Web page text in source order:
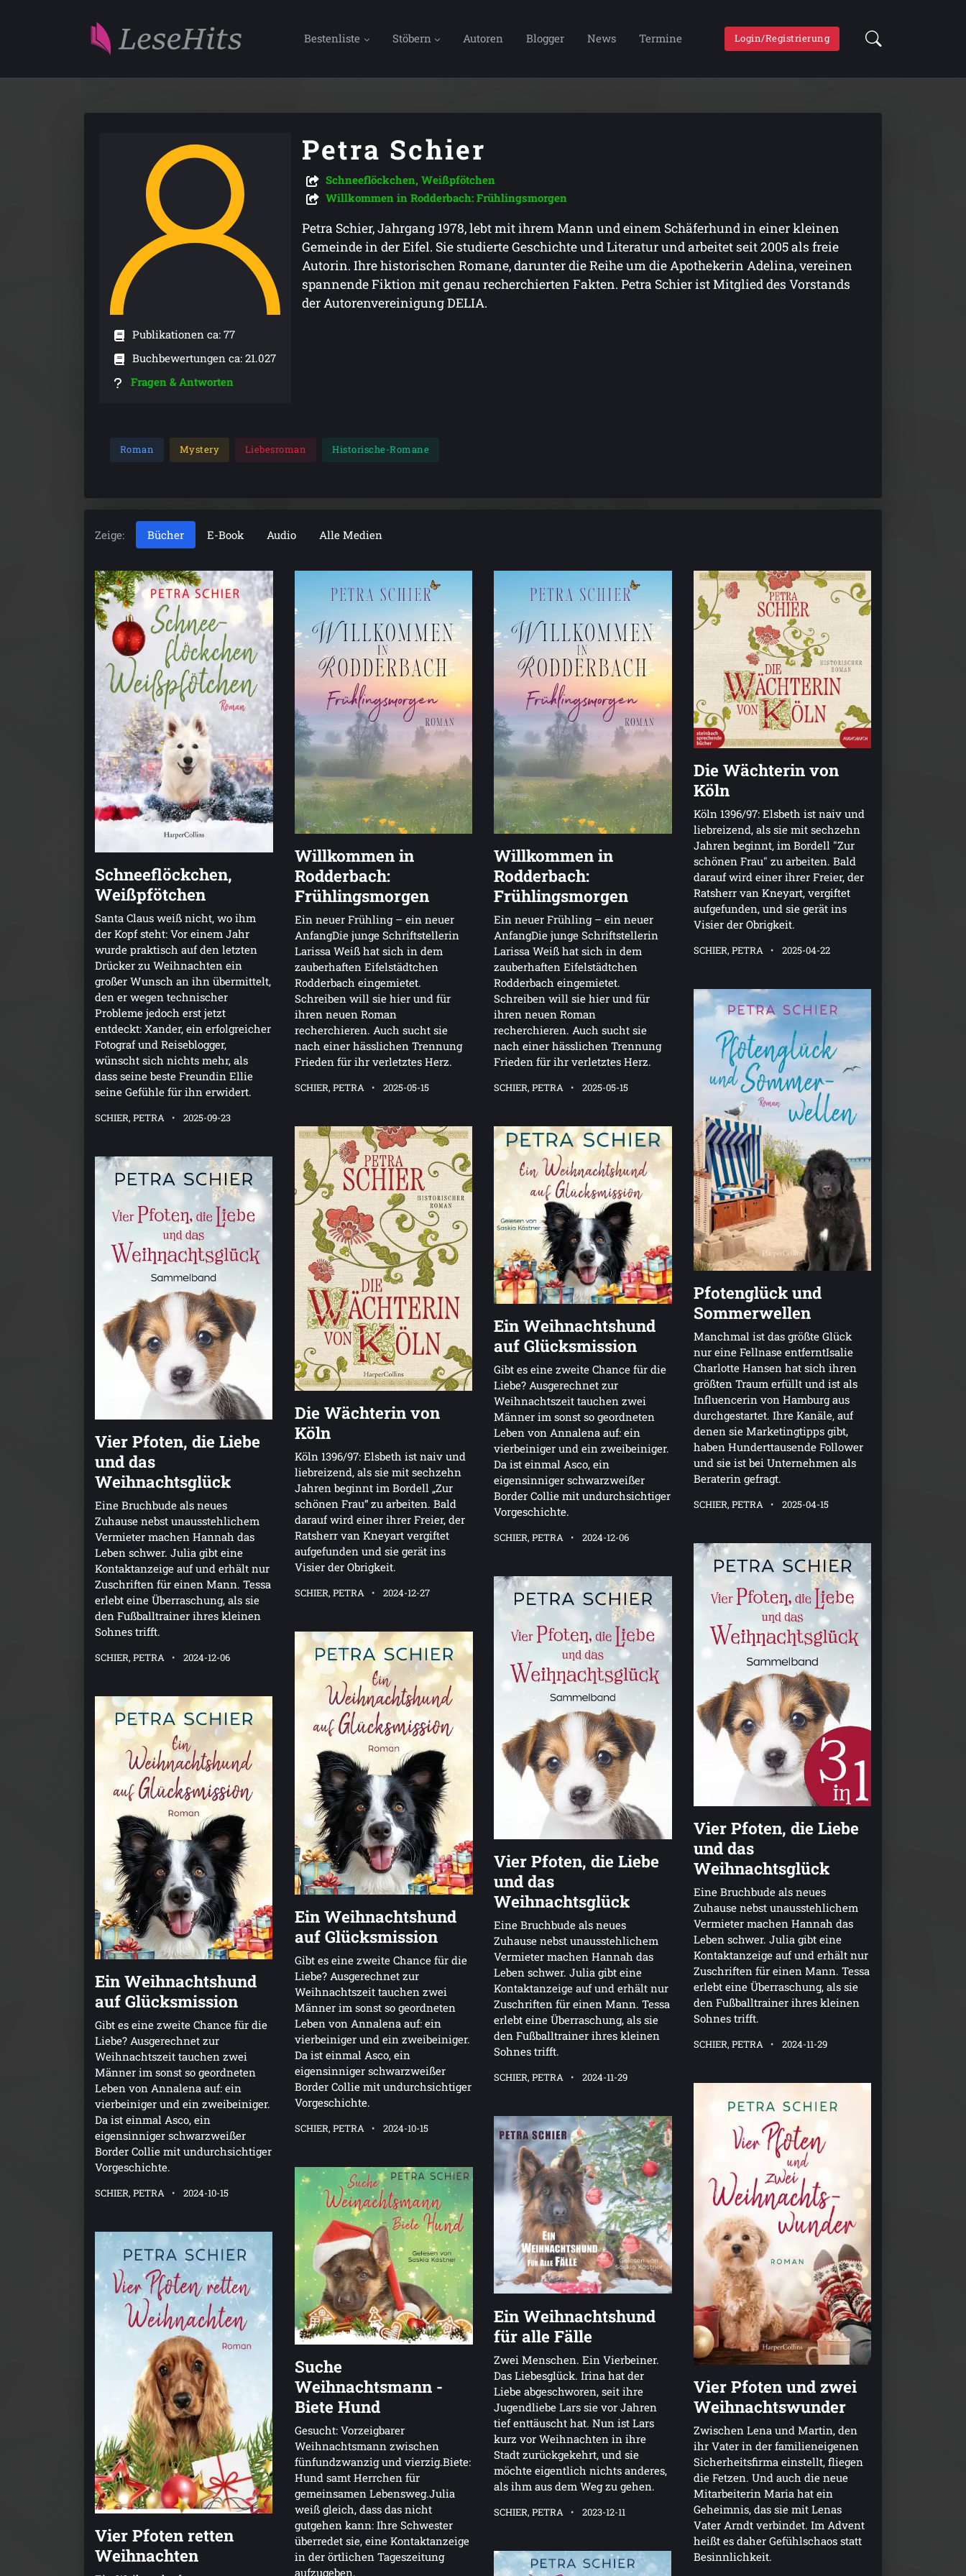
Bestenliste Stöbern Autoren Blogger News Termine Login/Registrierung
Publikationen ca: 77
Buchbewertungen ca: 21.027
Fragen & Antworten
Petra Schier
Schneeflöckchen, Weißpfötchen
Willkommen in Rodderbach: Frühlingsmorgen
Petra Schier, Jahrgang 1978, lebt mit ihrem Mann und einem Schäferhund in einer kleinen
Gemeinde in der Eifel. Sie studierte Geschichte und Literatur und arbeitet seit 2005 als freie
Autorin. Ihre historischen Romane, darunter die Reihe um die Apothekerin Adelina, vereinen
spannende Fiktion mit genau recherchierten Fakten. Petra Schier ist Mitglied des Vorstands
der Autorenvereinigung DELIA.
Roman Mystery Liebesroman Historische-Romane
Zeige: Bücher E-Book Audio Alle Medien
Schneeflöckchen,
Weißpfötchen
Santa Claus weiß nicht, wo ihm
der Kopf steht: Vor einem Jahr
wurde praktisch auf den letzten
Drücker zu Weihnachten ein
großer Wunsch an ihn übermittelt,
den er wegen technischer
Probleme jedoch erst jetzt
entdeckt: Xander, ein erfolgreicher
Fotograf und Reiseblogger,
wünscht sich nichts mehr, als
dass seine beste Freundin Ellie
seine Gefühle für ihn erwidert.
SCHIER, PETRA 2025-09-23
Willkommen in
Rodderbach:
Frühlingsmorgen
Ein neuer Frühling – ein neuer
AnfangDie junge Schriftstellerin
Larissa Weiß hat sich in dem
zauberhaften Eifelstädtchen
Rodderbach eingemietet.
Schreiben will sie hier und für
ihren neuen Roman
recherchieren. Auch sucht sie
nach einer hässlichen Trennung
Frieden für ihr verletztes Herz.
SCHIER, PETRA 2025-05-15
Willkommen in
Rodderbach:
Frühlingsmorgen
Ein neuer Frühling – ein neuer
AnfangDie junge Schriftstellerin
Larissa Weiß hat sich in dem
zauberhaften Eifelstädtchen
Rodderbach eingemietet.
Schreiben will sie hier und für
ihren neuen Roman
recherchieren. Auch sucht sie
nach einer hässlichen Trennung
Frieden für ihr verletztes Herz.
SCHIER, PETRA 2025-05-15
Die Wächterin von
Köln
Köln 1396/97: Elsbeth ist naiv und
liebreizend, als sie mit sechzehn
Jahren beginnt, im Bordell "Zur
schönen Frau" zu arbeiten. Bald
darauf wird einer ihrer Freier, der
Ratsherr van Kneyart, vergiftet
aufgefunden, und sie gerät ins
Visier der Obrigkeit.
SCHIER, PETRA 2025-04-22
Pfotenglück und
Sommerwellen
Manchmal ist das größte Glück
nur eine Fellnase entferntIsalie
Charlotte Hansen hat sich ihren
größten Traum erfüllt und ist als
Influencerin von Hamburg aus
durchgestartet. Ihre Kanäle, auf
denen sie Marketingtipps gibt,
haben Hunderttausende Follower
und sie ist bei Unternehmen als
Beraterin gefragt.
SCHIER, PETRA 2025-04-15
Die Wächterin von
Köln
Köln 1396/97: Elsbeth ist naiv und
liebreizend, als sie mit sechzehn
Jahren beginnt im Bordell „Zur
schönen Frau“ zu arbeiten. Bald
darauf wird einer ihrer Freier, der
Ratsherr van Kneyart vergiftet
aufgefunden und sie gerät ins
Visier der Obrigkeit.
SCHIER, PETRA 2024-12-27
Ein Weihnachtshund
auf Glücksmission
Gibt es eine zweite Chance für die
Liebe? Ausgerechnet zur
Weihnachtszeit tauchen zwei
Männer im sonst so geordneten
Leben von Annalena auf: ein
vierbeiniger und ein zweibeiniger.
Da ist einmal Asco, ein
eigensinniger schwarzweißer
Border Collie mit undurchsichtiger
Vorgeschichte.
SCHIER, PETRA 2024-12-06
Vier Pfoten, die Liebe
und das
Weihnachtsglück
Eine Bruchbude als neues
Zuhause nebst unausstehlichem
Vermieter machen Hannah das
Leben schwer. Julia gibt eine
Kontaktanzeige auf und erhält nur
Zuschriften für einen Mann. Tessa
erlebt eine Überraschung, als sie
den Fußballtrainer ihres kleinen
Sohnes trifft.
SCHIER, PETRA 2024-12-06
Vier Pfoten, die Liebe
und das
Weihnachtsglück
Eine Bruchbude als neues
Zuhause nebst unausstehlichem
Vermieter machen Hannah das
Leben schwer. Julia gibt eine
Kontaktanzeige auf und erhält nur
Zuschriften für einen Mann. Tessa
erlebt eine Überraschung, als sie
den Fußballtrainer ihres kleinen
Sohnes trifft.
SCHIER, PETRA 2024-11-29
Vier Pfoten, die Liebe
und das
Weihnachtsglück
Eine Bruchbude als neues
Zuhause nebst unausstehlichem
Vermieter machen Hannah das
Leben schwer. Julia gibt eine
Kontaktanzeige auf und erhält nur
Zuschriften für einen Mann. Tessa
erlebt eine Überraschung, als sie
den Fußballtrainer ihres kleinen
Sohnes trifft.
SCHIER, PETRA 2024-11-29
Ein Weihnachtshund
auf Glücksmission
Gibt es eine zweite Chance für die
Liebe? Ausgerechnet zur
Weihnachtszeit tauchen zwei
Männer im sonst so geordneten
Leben von Annalena auf: ein
vierbeiniger und ein zweibeiniger.
Da ist einmal Asco, ein
eigensinniger schwarzweißer
Border Collie mit undurchsichtiger
Vorgeschichte.
SCHIER, PETRA 2024-10-15
Ein Weihnachtshund
auf Glücksmission
Gibt es eine zweite Chance für die
Liebe? Ausgerechnet zur
Weihnachtszeit tauchen zwei
Männer im sonst so geordneten
Leben von Annalena auf: ein
vierbeiniger und ein zweibeiniger.
Da ist einmal Asco, ein
eigensinniger schwarzweißer
Border Collie mit undurchsichtiger
Vorgeschichte.
SCHIER, PETRA 2024-10-15
Vier Pfoten und zwei
Weihnachtswunder
Zwischen Lena und Martin, den
ihr Vater in der familieneigenen
Sicherheitsfirma einstellt, fliegen
die Fetzen. Und auch die neue
Mitarbeiterin Maria hat ein
Geheimnis, das sie mit Lenas
Vater Arndt verbindet. Im Advent
heißt es daher Gefühlschaos statt
Besinnlichkeit.
Ein Weihnachtshund
für alle Fälle
Zwei Menschen. Ein Vierbeiner.
Das Liebesglück. Irina hat der
Liebe abgeschworen, seit ihre
Jugendliebe Lars sie vor Jahren
tief enttäuscht hat. Nun ist Lars
kurz vor Weihnachten in ihre
Stadt zurückgekehrt, und sie
möchte eigentlich nichts anderes,
als ihm aus dem Weg zu gehen.
SCHIER, PETRA 2023-12-11
Suche
Weihnachtsmann -
Biete Hund
Gesucht: Vorzeigbarer
Weihnachtsmann zwischen
fünfundzwanzig und vierzig.Biete:
Hund samt Herrchen für
gemeinsamen Lebensweg.Julia
weiß gleich, dass das nicht
gutgehen kann: Ihre Schwester
überredet sie, eine Kontaktanzeige
in der örtlichen Tageszeitung
aufzugeben.
Vier Pfoten retten
Weihnachten